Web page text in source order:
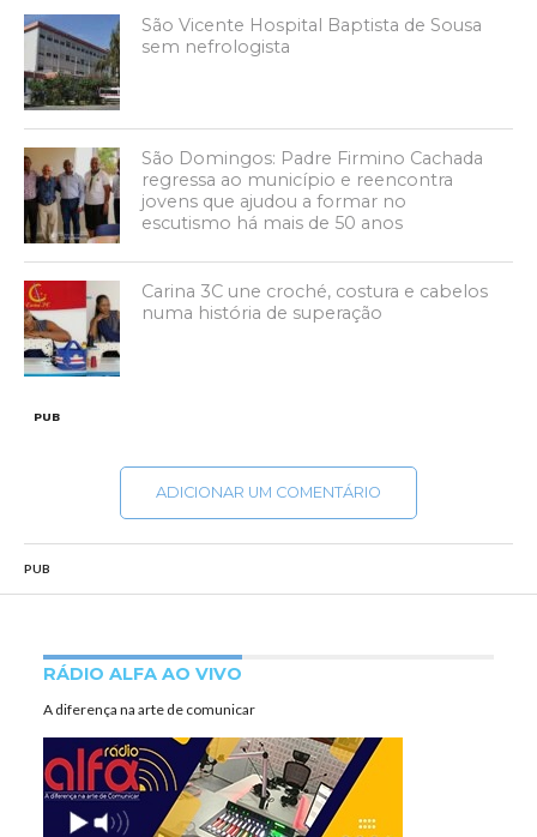
São Vicente Hospital Baptista de Sousa
sem nefrologista
São Domingos: Padre Firmino Cachada
regressa ao município e reencontra
jovens que ajudou a formar no
escutismo há mais de 50 anos
Carina 3C une croché, costura e cabelos
numa história de superação
PUB
ADICIONAR UM COMENTÁRIO
PUB
RÁDIO ALFA AO VIVO
A diferença na arte de comunicar